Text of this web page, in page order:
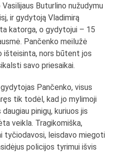
Buturlino nužudymu
ir gydytoją Vladimirą
katorga, o gydytojui – 15
Pančenko meilužė
išteisinta, nors būtent jos
savo priesaikai.
Pančenko, visus
tik todėl, kad jo mylimoji
pinigų, kuriuos jis
veikla. Tragikomiška,
tyčiodavosi, leisdavo miegoti
policijos tyrimui išvis